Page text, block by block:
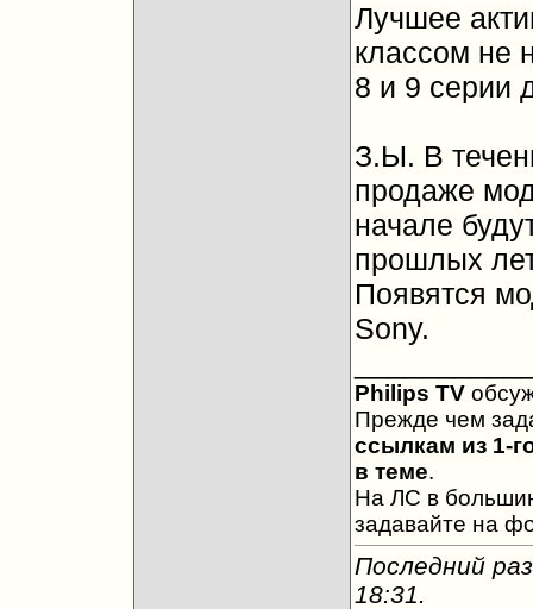
Лучшее
классом не
8 и 9 серии
З.Ы. В
продаже
начале
прошлых
Появятся
Sony.
Philips TV
Прежде чем
ссылкам из 1-
в теме.
На ЛС в
задавайте на
Последний
18:31.